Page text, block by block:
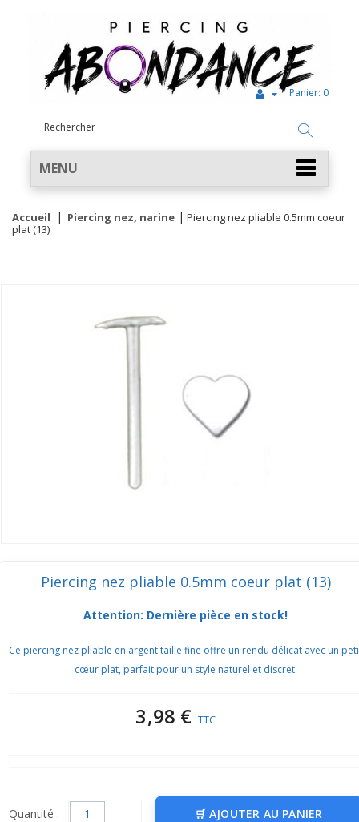
Panier: 0
MENU
Accueil Piercing nez, narine
Piercing nez pliable 0.5mm coeur
plat (13)
Piercing nez pliable 0.5mm coeur plat (13)
Attention: Dernière pièce en stock!
Ce piercing nez pliable en argent taille fine offre un rendu délicat avec un
cœur plat, parfait pour un style naturel et discret.
3,98 € TTC
Quantité : AJOUTER AU PANIER